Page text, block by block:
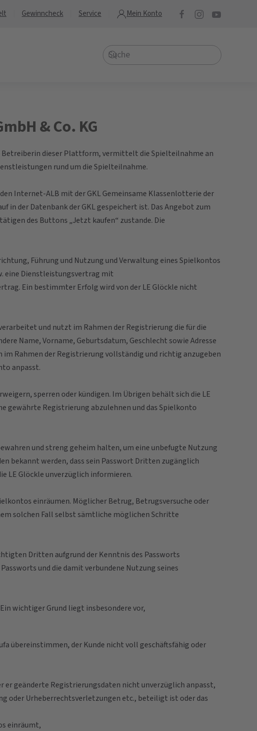
Gewinncheck Service Mein Konto
& Co. KG
Betreiberin dieser Plattform, vermittelt die Spielteilnahme an
rund um die Spielteilnahme.
Internet-ALB mit der GKL Gemeinsame Klassenlotterie der
in der Datenbank der GKL gespeichert ist. Das Angebot zum
des Buttons „Jetzt kaufen“ zustande. Die
Führung und Nutzung und Verwaltung eines Spielkontos
eine Dienstleistungsvertrag mit
Ein bestimmter Erfolg wird von der LE Glöckle nicht
und nutzt im Rahmen der Registrierung die für die
Name, Vorname, Geburtsdatum, Geschlecht sowie Adresse
Rahmen der Registrierung vollständig und richtig anzugeben
anpasst.
sperren oder kündigen. Im Übrigen behält sich die LE
gewährte Registrierung abzulehnen und das Spielkonto
und streng geheim halten, um eine unbefugte Nutzung
bekannt werden, dass sein Passwort Dritten zugänglich
LE Glöckle unverzüglich informieren.
einräumen. Möglicher Betrug, Betrugsversuche oder
solchen Fall selbst sämtliche möglichen Schritte
Dritten aufgrund der Kenntnis des Passworts
und die damit verbundene Nutzung seines
wichtiger Grund liegt insbesondere vor,
übereinstimmen, der Kunde nicht voll geschäftsfähig oder
er geänderte Registrierungsdaten nicht unverzüglich anpasst,
oder Urheberrechtsverletzungen etc., beteiligt ist oder das
einräumt,